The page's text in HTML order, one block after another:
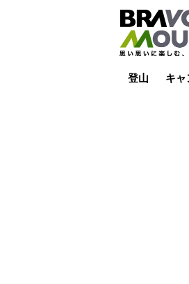
登山 キャ